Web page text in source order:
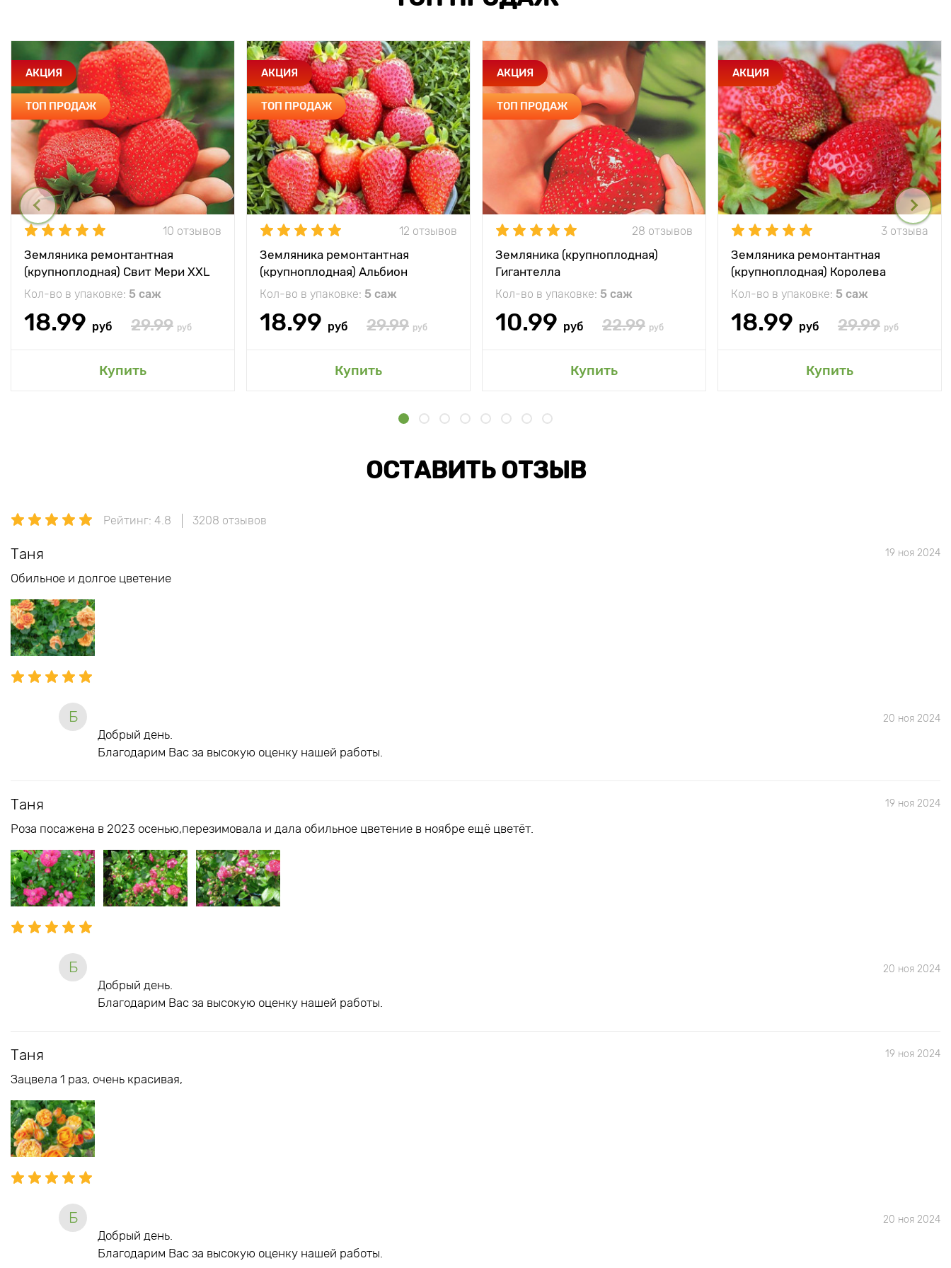
АКЦИЯ
ТОП ПРОДАЖ
10 отзывов
Земляника ремонтантная
(крупноплодная) Свит Мери XXL
Кол-во в упаковке: 5 саж
18.99 руб 29.99 руб
Купить
АКЦИЯ
ТОП ПРОДАЖ
12 отзывов
Земляника ремонтантная
(крупноплодная) Альбион
Кол-во в упаковке: 5 саж
18.99 руб 29.99 руб
Купить
АКЦИЯ
ТОП ПРОДАЖ
28 отзывов
Земляника (крупноплодная)
Гигантелла
Кол-во в упаковке: 5 саж
10.99 руб 22.99 руб
Купить
АКЦИЯ
3 отзыва
Земляника ремонтантная
(крупноплодная) Королева
Елизавета
Кол-во в упаковке: 5 саж
18.99 руб 29.99 руб
Купить
ОСТАВИТЬ ОТЗЫВ
Рейтинг: 4.8 3208 отзывов
Таня 19 ноя 2024
Обильное и долгое цветение
Б 20 ноя 2024
Добрый день.
Благодарим Вас за высокую оценку нашей работы.
Таня 19 ноя 2024
Роза посажена в 2023 осенью,перезимовала и дала обильное цветение в ноябре ещё цветёт.
Б 20 ноя 2024
Добрый день.
Благодарим Вас за высокую оценку нашей работы.
Таня 19 ноя 2024
Зацвела 1 раз, очень красивая,
Б 20 ноя 2024
Добрый день.
Благодарим Вас за высокую оценку нашей работы.